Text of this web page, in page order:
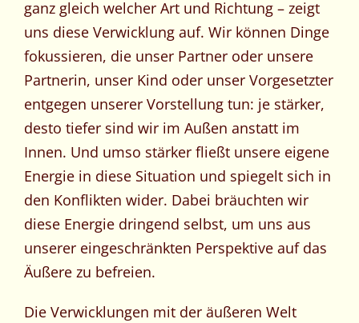
ganz gleich welcher Art und Richtung – zeigt
uns diese Verwicklung auf. Wir können Dinge
fokussieren, die unser Partner oder unsere
Partnerin, unser Kind oder unser Vorgesetzter
entgegen unserer Vorstellung tun: je stärker,
desto tiefer sind wir im Außen anstatt im
Innen. Und umso stärker fließt unsere eigene
Energie in diese Situation und spiegelt sich in
den Konflikten wider. Dabei bräuchten wir
diese Energie dringend selbst, um uns aus
unserer eingeschränkten Perspektive auf das
Äußere zu befreien.
Die Verwicklungen mit der äußeren Welt